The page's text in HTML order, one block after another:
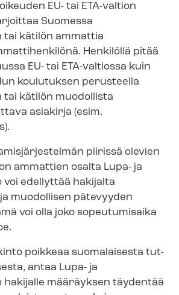
EU- tai ETA-valtion
Suomessa
tai kätilön ammattia
Henkilöllä pitää
EU- tai ETA-valtiossa kuin
koulutuksen perusteella
tai kätilön muodollista
asiakirja (esim.
piirissä olevien
ammattien osalta Lupa- ja
voi edellyttää hakijalta
muodollisen pätevyyden
voi olla joko sopeutumisaika
poikkeaa suomalaisesta tut­
antaa Lupa- ja
hakijalle määräyksen täydentää